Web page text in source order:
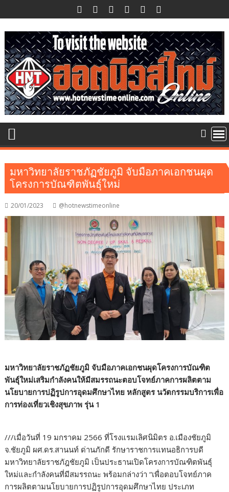
to
content
มหาวิทยาลัยราชภัฏชัยภูมิ จับมือภาคเอกชนผุด
โครงการบัณฑิตพันธุ์ใหม่
20/01/2023 @hotnewstimeonline
มหาวิทยาลัยราชภัฏชัยภูมิ จับมือภาคเอกชนผุดโครงการบัณฑิต
พันธุ์ใหม่เสริมกำลังคนให้มีสมรรถนะตอบโจทย์ภาคการผลิตตาม
นโยบายการปฏิรูปการอุดมศึกษาไทย หลักสูตร นวัตกรรมบริการเพื่อ
การท่องเที่ยวเชิงสุขภาพ รุ่น 1
///เมื่อวันที่ 19 มกราคม 2566 ที่โรงแรมเลิศนิมิตร อ.เมืองชัยภูมิ
จ.ชัยภูมิ ผศ.ดร.สานนท์ ด่านภักดี รักษาราชการแทนอธิการบดี
มหาวิทยาลัยราชภัฎชัยภูมิ เป็นประธานเปิดโครงการบัณฑิตพันธุ์
ใหม่และกำลังคนที่มีสมรรถนะ พร้อมกล่างว่า “เพื่อตอบโจทย์ภาค
การผลิตตามนโยบายการปฏิรูปการอุดมศึกษาไทย ประเภท